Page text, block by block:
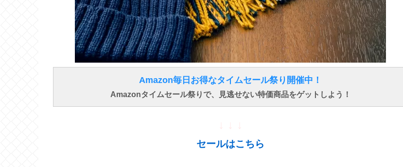
Amazon毎日お得なタイムセール祭り開催中！
Amazonタイムセール祭りで、見逃せない特価商品をゲットしよう！
セールはこちら